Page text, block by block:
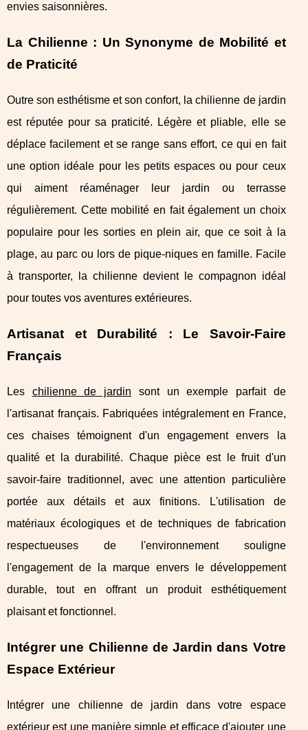
envies saisonnières.
La Chilienne : Un Synonyme de Mobilité et
de Praticité
Outre son esthétisme et son confort, la chilienne de jardin
est réputée pour sa praticité. Légère et pliable, elle se
déplace facilement et se range sans effort, ce qui en fait
une option idéale pour les petits espaces ou pour ceux
qui aiment réaménager leur jardin ou terrasse
régulièrement. Cette mobilité en fait également un choix
populaire pour les sorties en plein air, que ce soit à la
plage, au parc ou lors de pique-niques en famille. Facile
à transporter, la chilienne devient le compagnon idéal
pour toutes vos aventures extérieures.
Artisanat et Durabilité : Le Savoir-Faire
Français
Les chilienne de jardin sont un exemple parfait de
l'artisanat français. Fabriquées intégralement en France,
ces chaises témoignent d'un engagement envers la
qualité et la durabilité. Chaque pièce est le fruit d'un
savoir-faire traditionnel, avec une attention particulière
portée aux détails et aux finitions. L'utilisation de
matériaux écologiques et de techniques de fabrication
respectueuses de l'environnement souligne
l'engagement de la marque envers le développement
durable, tout en offrant un produit esthétiquement
plaisant et fonctionnel.
Intégrer une Chilienne de Jardin dans Votre
Espace Extérieur
Intégrer une chilienne de jardin dans votre espace
extérieur est une manière simple et efficace d'ajouter une